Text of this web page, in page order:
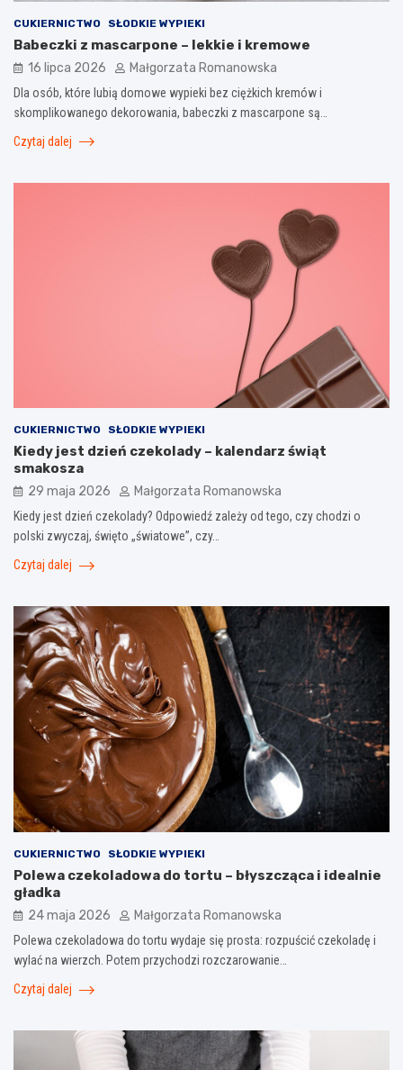
CUKIERNICTWO SŁODKIE WYPIEKI
Babeczki z mascarpone – lekkie i kremowe
16 lipca 2026 Małgorzata Romanowska
Dla osób, które lubią domowe wypieki bez ciężkich kremów i
skomplikowanego dekorowania, babeczki z mascarpone są…
Czytaj dalej
CUKIERNICTWO SŁODKIE WYPIEKI
Kiedy jest dzień czekolady – kalendarz świąt
smakosza
29 maja 2026 Małgorzata Romanowska
Kiedy jest dzień czekolady? Odpowiedź zależy od tego, czy chodzi o
polski zwyczaj, święto „światowe”, czy…
Czytaj dalej
CUKIERNICTWO SŁODKIE WYPIEKI
Polewa czekoladowa do tortu – błyszcząca i idealnie
gładka
24 maja 2026 Małgorzata Romanowska
Polewa czekoladowa do tortu wydaje się prosta: rozpuścić czekoladę i
wylać na wierzch. Potem przychodzi rozczarowanie…
Czytaj dalej